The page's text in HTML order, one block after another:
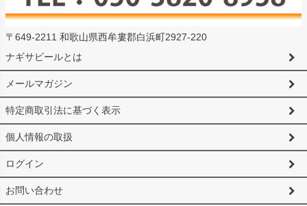
〒649-2211 和歌山県西牟婁郡白浜町2927-220
ナギサビールとは
メールマガジン
特定商取引法に基づく表示
個人情報の取扱
ログイン
お問い合わせ